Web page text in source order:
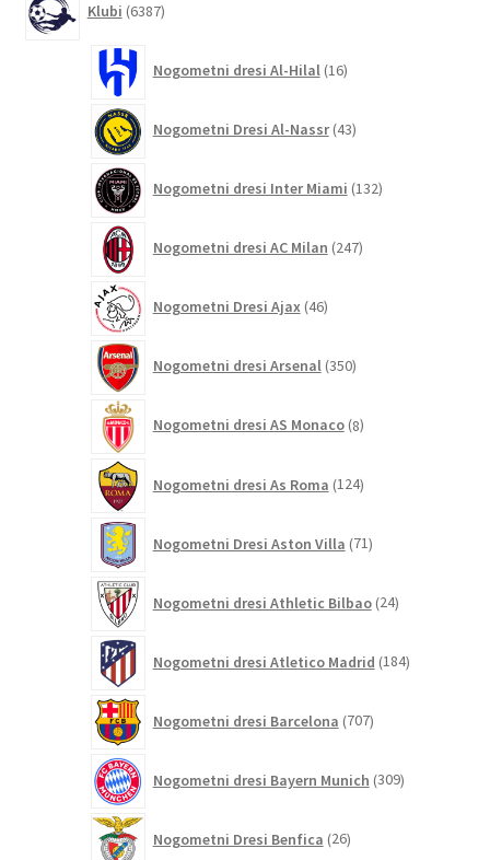
Klubi 6387izdelkov
Nogometni dresi Al-Hilal 16izdelkov
Nogometni Dresi Al-Nassr 43izdelkov
Nogometni dresi Inter Miami 132izdelkov
Nogometni dresi AC Milan 247izdelkov
Nogometni Dresi Ajax 46izdelkov
Nogometni dresi Arsenal 350izdelkov
Nogometni dresi AS Monaco 8izdelkov
Nogometni dresi As Roma 124izdelkov
Nogometni Dresi Aston Villa 71izdelkov
Nogometni dresi Athletic Bilbao 24izdelkov
Nogometni dresi Atletico Madrid 184izdelkov
Nogometni dresi Barcelona 707izdelkov
Nogometni dresi Bayern Munich 309izdelkov
Nogometni Dresi Benfica 26izdelkov